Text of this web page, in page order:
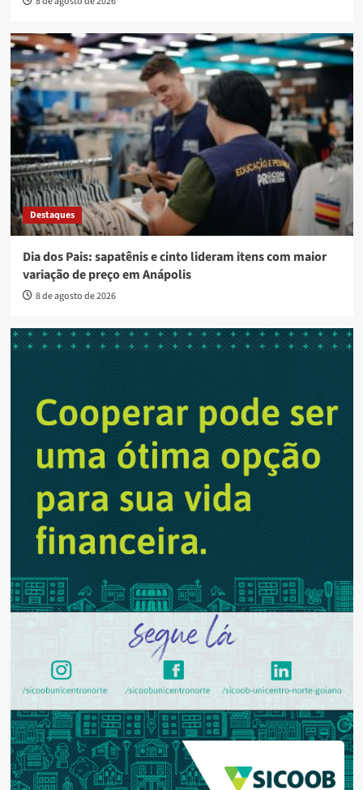
Destaques
Dia dos Pais: sapatênis e cinto lideram itens com maior
variação de preço em Anápolis
8 de agosto de 2026